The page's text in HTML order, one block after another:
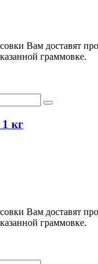
Вам доставят
граммовке.
кг
Вам доставят
граммовке.